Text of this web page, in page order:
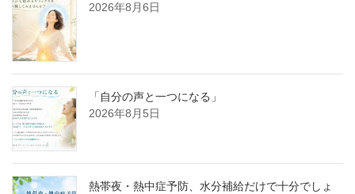
2026年8月6日
「自分の声と一つになる」
2026年8月5日
熱帯夜・熱中症予防、水分補給だけで十分でしょ